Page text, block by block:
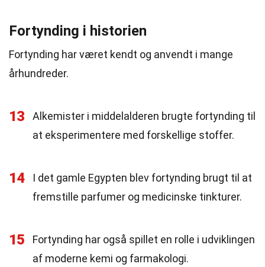
Fortynding i historien
Fortynding har været kendt og anvendt i mange
århundreder.
13
Alkemister i middelalderen brugte fortynding til
at eksperimentere med forskellige stoffer.
14
I det gamle Egypten blev fortynding brugt til at
fremstille parfumer og medicinske tinkturer.
15
Fortynding har også spillet en rolle i udviklingen
af moderne kemi og farmakologi.